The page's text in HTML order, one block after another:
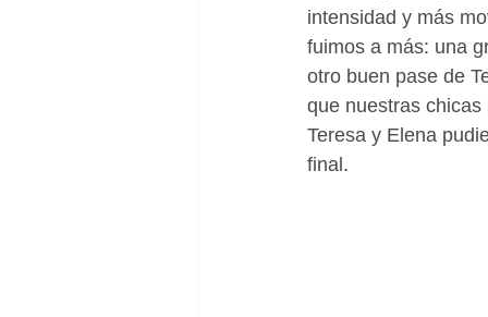
intensidad y más
fuimos a más: una
otro buen pase de
que nuestras
Teresa y Elena
final.